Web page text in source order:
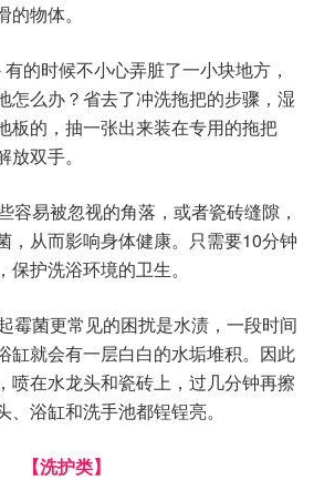
物体。
有的时候不小心弄脏了一小块地方，
怎么办？省去了冲洗拖把的步骤，湿
板的，抽一张出来装在专用的拖把
双手。
容易被忽视的角落，或者瓷砖缝隙，
，从而影响身体健康。只需要10分钟
护洗浴环境的卫生。
霉菌更常见的困扰是水渍，一段时间
缸就会有一层白白的水垢堆积。因此
喷在水龙头和瓷砖上，过几分钟再擦
浴缸和洗手池都锃锃亮。
【洗护类】